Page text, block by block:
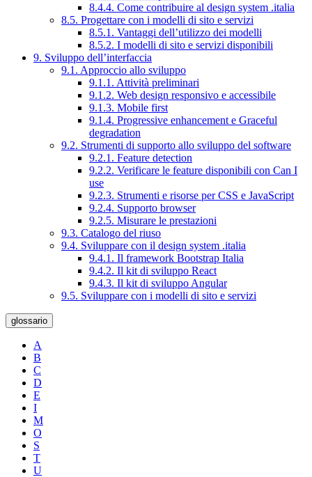
8.4.4. Come contribuire al design system .italia
8.5. Progettare con i modelli di sito e servizi
8.5.1. Vantaggi dell’utilizzo dei modelli
8.5.2. I modelli di sito e servizi disponibili
9. Sviluppo dell’interfaccia
9.1. Approccio allo sviluppo
9.1.1. Attività preliminari
9.1.2. Web design responsivo e accessibile
9.1.3. Mobile first
9.1.4. Progressive enhancement e Graceful
degradation
9.2. Strumenti di supporto allo sviluppo del software
9.2.1. Feature detection
9.2.2. Verificare le feature disponibili con Can I
use
9.2.3. Strumenti e risorse per CSS e JavaScript
9.2.4. Supporto browser
9.2.5. Misurare le prestazioni
9.3. Catalogo del riuso
9.4. Sviluppare con il design system .italia
9.4.1. Il framework Bootstrap Italia
9.4.2. Il kit di sviluppo React
9.4.3. Il kit di sviluppo Angular
9.5. Sviluppare con i modelli di sito e servizi
glossario
A
B
C
D
E
I
M
O
S
T
U